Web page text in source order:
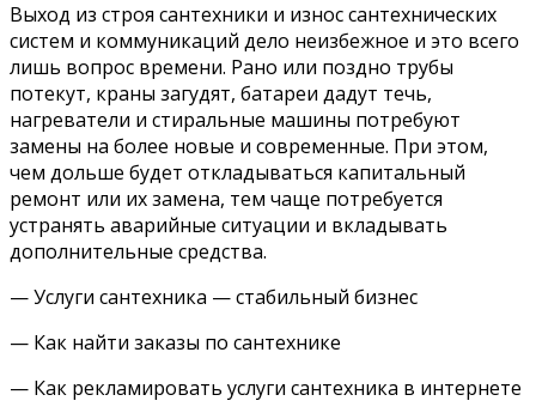
Выход из строя сантехники и износ сантехнических
систем и коммуникаций дело неизбежное и это всего
лишь вопрос времени. Рано или поздно трубы
потекут, краны загудят, батареи дадут течь,
нагреватели и стиральные машины потребуют
замены на более новые и современные. При этом,
чем дольше будет откладываться капитальный
ремонт или их замена, тем чаще потребуется
устранять аварийные ситуации и вкладывать
дополнительные средства.
— Услуги сантехника — стабильный бизнес
— Как найти заказы по сантехнике
— Как рекламировать услуги сантехника в интернете